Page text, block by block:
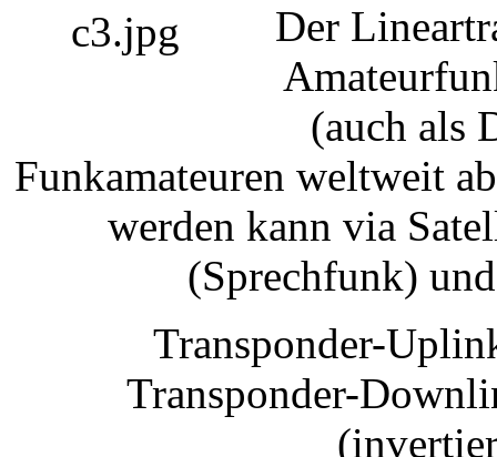
Der
(auch als
Funkamateuren weltweit
werden kann via
(Sprechfunk)
Transponder-
Transponder-